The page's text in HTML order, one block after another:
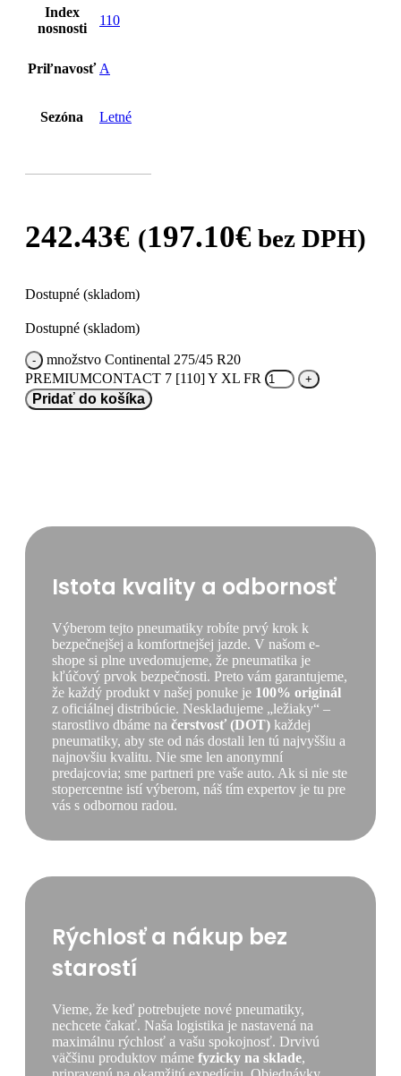
Index
nosnosti
110
Priľnavosť A
Sezóna Letné
242.43€ (197.10€ bez DPH)
Dostupné (skladom)
Dostupné (skladom)
množstvo Continental 275/45 R20
PREMIUMCONTACT 7 [110] Y XL FR
Pridať do košíka
Istota kvality a odbornosť
Výberom tejto pneumatiky robíte prvý krok k
bezpečnejšej a komfortnejšej jazde. V našom e-
shope si plne uvedomujeme, že pneumatika je
kľúčový prvok bezpečnosti. Preto vám garantujeme,
že každý produkt v našej ponuke je 100% originál
z oficiálnej distribúcie. Neskladujeme „ležiaky“ –
starostlivo dbáme na čerstvosť (DOT) každej
pneumatiky, aby ste od nás dostali len tú najvyššiu a
najnovšiu kvalitu. Nie sme len anonymní
predajcovia; sme partneri pre vaše auto. Ak si nie ste
stopercentne istí výberom, náš tím expertov je tu pre
vás s odbornou radou.
Rýchlosť a nákup bez
starostí
Vieme, že keď potrebujete nové pneumatiky,
nechcete čakať. Naša logistika je nastavená na
maximálnu rýchlosť a vašu spokojnosť. Drvivú
väčšinu produktov máme fyzicky na sklade,